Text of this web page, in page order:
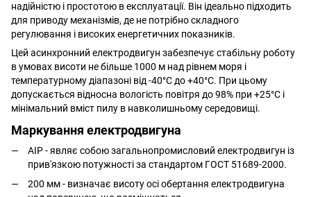
надійністю і простотою в експлуатації. Він ідеально підходить
для приводу механізмів, де не потрібно складного
регулювання і високих енергетичних показників.
Цей асинхронний електродвигун забезпечує стабільну роботу
в умовах висоти не більше 1000 м над рівнем моря і
температурному діапазоні від -40°C до +40°C. При цьому
допускається відносна вологість повітря до 98% при +25°C і
мінімальний вміст пилу в навколишньому середовищі.
Маркування електродвигуна
АІР - являє собою загальнопромисловий електродвигун із
прив'язкою потужності за стандартом ГОСТ 51689-2000.
200 мм - визначає висоту осі обертання електродвигуна